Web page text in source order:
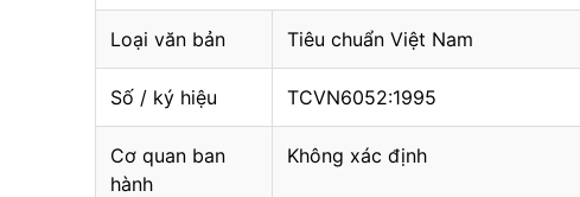
Loại văn bản Tiêu chuẩn Việt Nam
Số / ký hiệu TCVN6052:1995
Cơ quan ban
hành
Không xác định